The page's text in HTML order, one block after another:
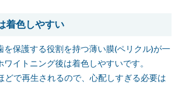
着色しやすい
保護する役割を持つ薄い膜(ペリクル)が一
イトニング後は着色しやすいです。
どで再生されるので、心配しすぎる必要は